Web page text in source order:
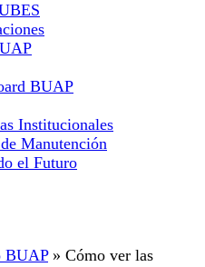
BUAP
Institucionales
Manutención
el Futuro
BUAP» Cómo ver las